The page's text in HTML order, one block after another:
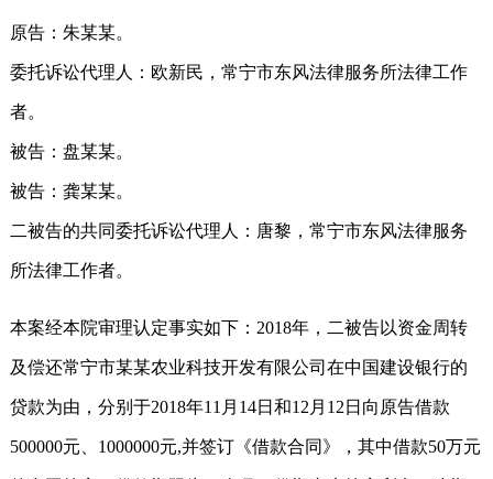
原告：朱某某。
委托诉讼代理人：欧新民，常宁市东风法律服务所法律工作
者。
被告：盘某某。
被告：龚某某。
二被告的共同委托诉讼代理人：唐黎，常宁市东风法律服务
所法律工作者。
本案经本院审理认定事实如下：2018年，二被告以资金周转
及偿还常宁市某某农业科技开发有限公司在中国建设银行的
贷款为由，分别于2018年11月14日和12月12日向原告借款
500000元、1000000元,并签订《借款合同》，其中借款50万元